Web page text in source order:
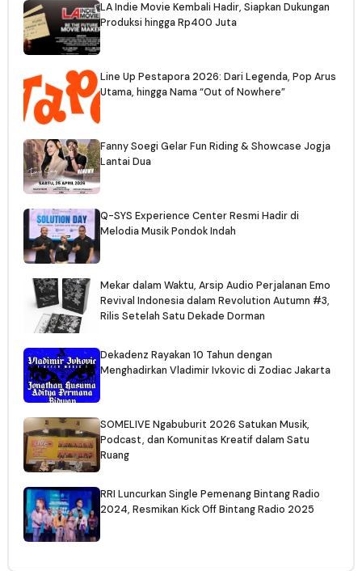
LA Indie Movie Kembali Hadir, Siapkan Dukungan
Produksi hingga Rp400 Juta
Line Up Pestapora 2026: Dari Legenda, Pop Arus
Utama, hingga Nama “Out of Nowhere”
Fanny Soegi Gelar Fun Riding & Showcase Jogja
Lantai Dua
Q-SYS Experience Center Resmi Hadir di
Melodia Musik Pondok Indah
Mekar dalam Waktu, Arsip Audio Perjalanan Emo
Revival Indonesia dalam Revolution Autumn #3,
Rilis Setelah Satu Dekade Dorman
Dekadenz Rayakan 10 Tahun dengan
Menghadirkan Vladimir Ivkovic di Zodiac Jakarta
SOMELIVE Ngabuburit 2026 Satukan Musik,
Podcast, dan Komunitas Kreatif dalam Satu
Ruang
RRI Luncurkan Single Pemenang Bintang Radio
2024, Resmikan Kick Off Bintang Radio 2025